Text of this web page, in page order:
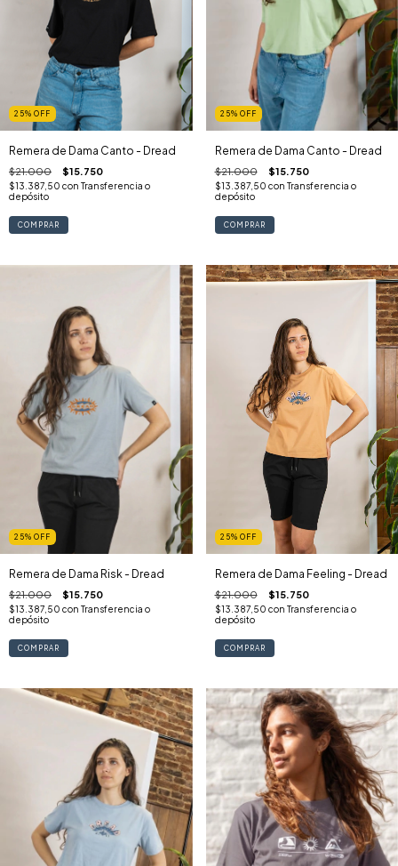
25% OFF
Remera de Dama Canto - Dread
$21.000 $15.750
$13.387,50 con Transferencia o
depósito
COMPRAR
25% OFF
Remera de Dama Canto - Dread
$21.000 $15.750
$13.387,50 con Transferencia o
depósito
COMPRAR
25% OFF
Remera de Dama Risk - Dread
$21.000 $15.750
$13.387,50 con Transferencia o
depósito
COMPRAR
25% OFF
Remera de Dama Feeling - Dread
$21.000 $15.750
$13.387,50 con Transferencia o
depósito
COMPRAR